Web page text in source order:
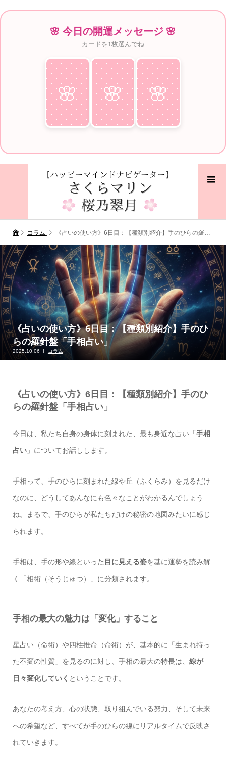
🌸 今日の開運メッセージ 🌸
カードを1枚選んでね
🌸
♥ 🌸
♥ 🌸
♥
コラム 《占いの使い方》6日目：【種類別紹介】手のひらの羅針盤「手相占い」
《占いの使い方》6日目：【種類別紹介】手のひ
らの羅針盤「手相占い」
2025.10.06 コラム
《占いの使い方》6日目：【種類別紹介】手のひ
らの羅針盤「手相占い」
今日は、私たち自身の身体に刻まれた、最も身近な占い「 手相
占い」についてお話しします。
手相って、手のひらに刻まれた線や丘（ふくらみ）を見るだけ
なのに、どうしてあんなにも色々なことがわかるんでしょう
ね。まるで、手のひらが私たちだけの秘密の地図みたいに感じ
られます。
手相は、手の形や線といった 目に見える姿を基に運勢を読み解
く「相術（そうじゅつ）」に分類されます。
手相の最大の魅力は「変化」すること
星占い（命術）や四柱推命（命術）が、基本的に「生まれ持っ
た不変の性質」を見るのに対し、手相の最大の特長は、 線が
日々変化していく ということです。
あなたの考え方、心の状態、取り組んでいる努力、そして未来
への希望など、すべてが手のひらの線にリアルタイムで反映さ
れていきます。